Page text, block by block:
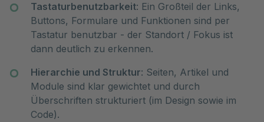
Tastaturbenutzbarkeit: Ein Großteil der Links,
Buttons, Formulare und Funktionen sind per
Tastatur benutzbar - der Standort / Fokus ist
dann deutlich zu erkennen.
Hierarchie und Struktur: Seiten, Artikel und
Module sind klar gewichtet und durch
Überschriften strukturiert (im Design sowie im
Code).